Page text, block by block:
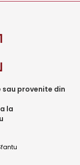
provenite din
la